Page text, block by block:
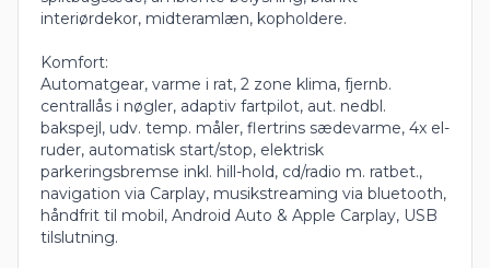
interiørdekor, midteramlæn, kopholdere.
Komfort:
Automatgear, varme i rat, 2 zone klima, fjernb.
centrallås i nøgler, adaptiv fartpilot, aut. nedbl.
bakspejl, udv. temp. måler, flertrins sædevarme, 4x el-
ruder, automatisk start/stop, elektrisk
parkeringsbremse inkl. hill-hold, cd/radio m. ratbet.,
navigation via Carplay, musikstreaming via bluetooth,
håndfrit til mobil, Android Auto & Apple Carplay, USB
tilslutning.